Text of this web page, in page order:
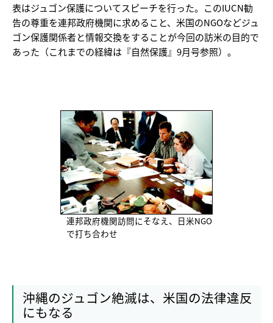
表はジュゴン保護についてスピーチを行った。このIUCN勧
告の尊重を連邦政府機関に求めること、米国のNGOなどジュ
ゴン保護関係者と情報交換をすることが今回の訪米の目的で
あった（これまでの経緯は『自然保護』9月号参照）。
連邦政府機関訪問にそなえ、日米NGO
で打ち合わせ
沖縄のジュゴン絶滅は、米国の法律違反
にもなる